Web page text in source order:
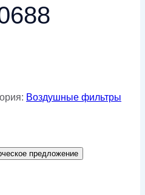
Воздушные фильтры
предложение